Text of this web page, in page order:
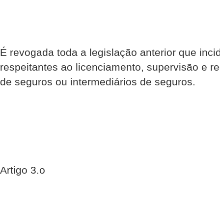
É revogada toda a legislação anterior que
respeitantes ao licenciamento, supervisão e
de seguros ou intermediários de seguros.
Artigo 3.o